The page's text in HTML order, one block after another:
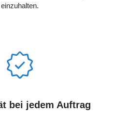
einzuhalten.
bei jedem Auftrag